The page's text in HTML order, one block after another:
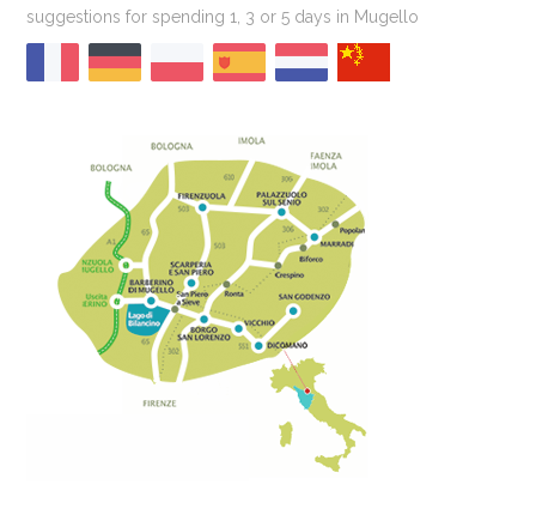
suggestions for spending 1, 3 or 5 days in Mugello